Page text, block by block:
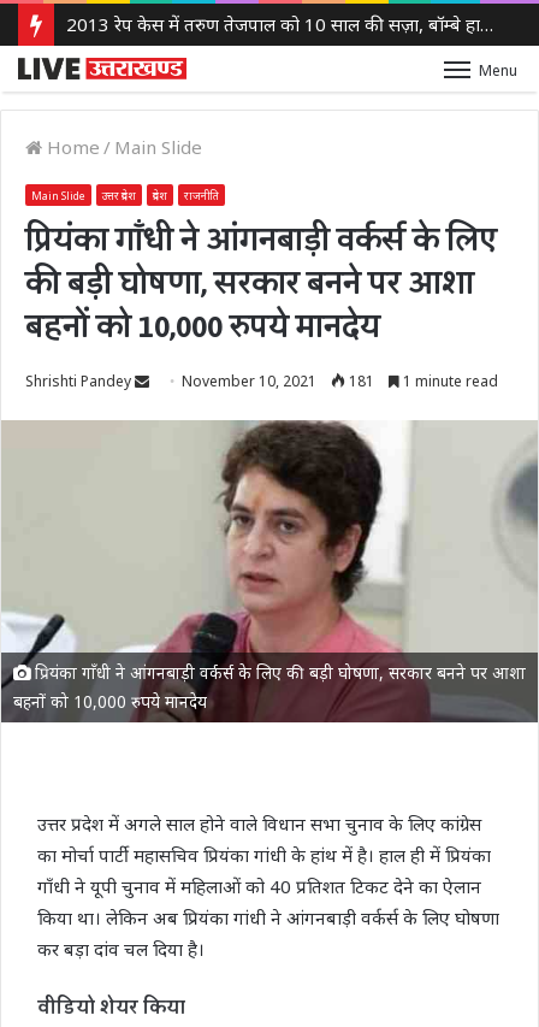
2013 रेप केस में तरुण तेजपाल को 10 साल की सज़ा, बॉम्बे हाई कोर्ट ने लगाया 10 लाख रुपये का जुर्माना
Menu
Home / Main Slide
Main Slide उत्तर प्रदेश प्रदेश राजनीति
प्रियंका गाँधी ने आंगनबाड़ी वर्कर्स के लिए
की बड़ी घोषणा, सरकार बनने पर आशा
बहनों को 10,000 रुपये मानदेय
Shrishti Pandey
SendNovember 10, 2021 181 1 minute read
प्रियंका गाँधी ने आंगनबाड़ी वर्कर्स के लिए की बड़ी घोषणा, सरकार बनने पर आशा
बहनों को 10,000 रुपये मानदेय
उत्तर प्रदेश में अगले साल होने वाले विधान सभा चुनाव के लिए कांग्रेस
का मोर्चा पार्टी महासचिव प्रियंका गांधी के हांथ में है। हाल ही में प्रियंका
गाँधी ने यूपी चुनाव में महिलाओं को 40 प्रतिशत टिकट देने का ऐलान
किया था। लेकिन अब प्रियंका गांधी ने आंगनबाड़ी वर्कर्स के लिए घोषणा
कर बड़ा दांव चल दिया है।
वीडियो शेयर किया